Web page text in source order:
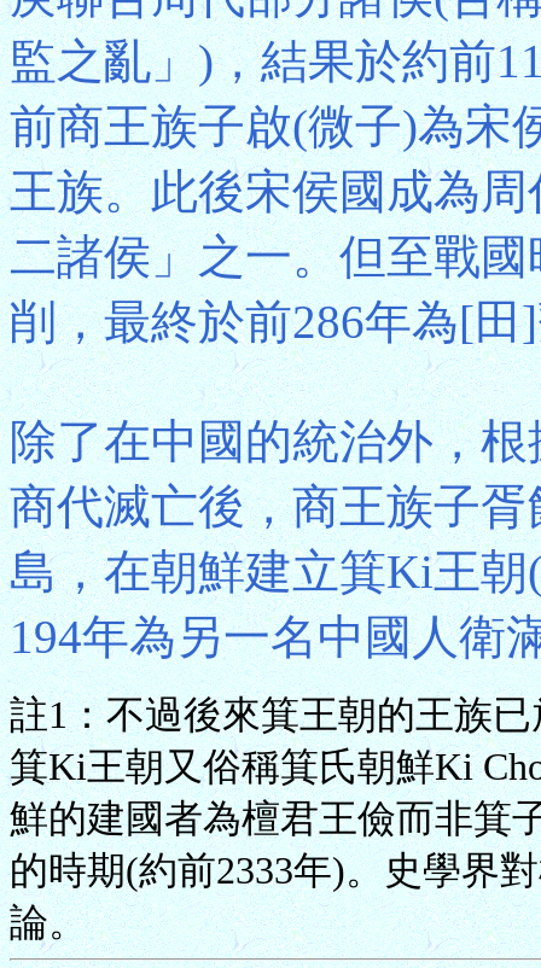
監之亂」)，結果於約前
前商王族子啟(微子)為宋
王族。此後宋侯國成為
二諸侯」之一。但至戰
削，最終於前286年為[
除了在中國的統治外，
商代滅亡後，商王族子
島，在朝鮮建立箕Ki王
194年為另一名中國人衛
註1：不過後來箕王朝的王族
箕Ki王朝又俗稱箕氏朝鮮Ki
鮮的建國者為檀君王儉而非箕
的時期(約前2333年)。史學界
論。